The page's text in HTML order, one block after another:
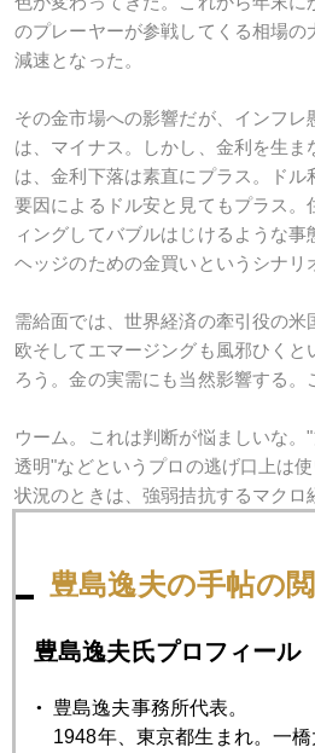
のプレーヤーが参戦してくる相場の
減速となった。
その金市場への影響だが、インフレ
は、マイナス。しかし、金利を生ま
は、金利下落は素直にプラス。ドル
要因によるドル安と見てもプラス。
ィングしてバブルはじけるような事
ヘッジのための金買いというシナリ
需給面では、世界経済の牽引役の米
欧そしてエマージングも風邪ひく
ろう。金の実需にも当然影響する。
ウーム。これは判断が悩ましいな。
透明"などというプロの逃げ口上は
状況のときは、強弱拮抗するマクロ
的に支えることになるのだろう。
但し、本当に米経済減速か否か、い
りそう。これまでも、経済データの
れてきたからね。
豊島逸夫の手帖の
豊島逸夫氏プロフィール
豊島逸夫事務所代表。
1948年、東京都生まれ。一